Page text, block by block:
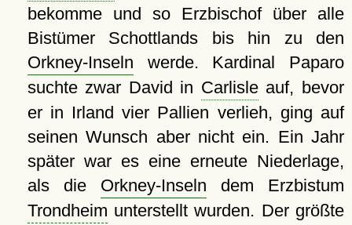
bekomme und so Erzbischof über alle
Bistümer Schottlands bis hin zu den
Orkney-Inseln werde. Kardinal Paparo
suchte zwar David in Carlisleauf, bevor
er in Irland vier Pallien verlieh, ging auf
seinen Wunsch aber nicht ein. Ein Jahr
später war es eine erneute Niederlage,
als die Orkney-Inseln dem Erzbistum
Trondheim unterstellt wurden. Der größte